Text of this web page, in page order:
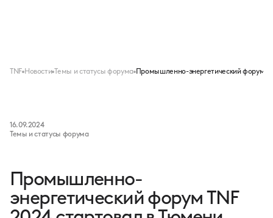
TNF Новости Темы и статусы форума Промышленно-энергетический форум
16.09.2024
Темы и статусы форума
Промышленно-
энергетический форум TNF